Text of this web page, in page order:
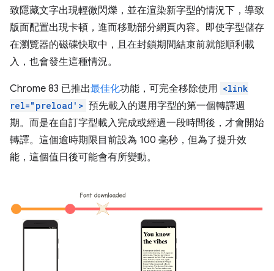
致隱藏文字出現輕微閃爍，並在渲染新字型的情況下，導致
版面配置出現卡頓，進而移動部分網頁內容。即使字型儲存
在瀏覽器的磁碟快取中，且在封鎖期間結束前就能順利載
入，也會發生這種情況。
Chrome 83 已推出最佳化功能，可完全移除使用 <link
rel="preload'> 預先載入的選用字型的第一個轉譯週
期。而是在自訂字型載入完成或經過一段時間後，才會開始
轉譯。這個逾時期限目前設為 100 毫秒，但為了提升效
能，這個值日後可能會有所變動。